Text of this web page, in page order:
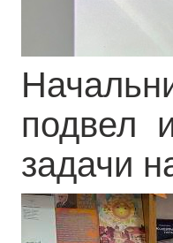
подвел
задачи